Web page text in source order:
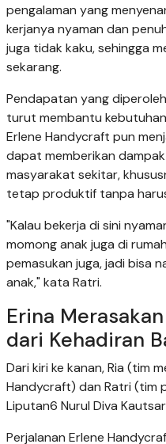
pengalaman yang
kerjanya nyaman dan
juga tidak kaku, sehingga
sekarang.
Pendapatan yang
turut membantu
Erlene Handycraft pun
dapat memberikan
masyarakat sekitar,
tetap produktif tanpa
"Kalau bekerja di sini
momong anak juga di
pemasukan juga, jadi bisa
anak," kata Ratri.
Erina
dari Kehadiran
Dari kiri ke kanan, Ria (tim
Handycraft) dan Ratri (tim
Liputan6 Nurul Diva Kautsar
Perjalanan Erlene